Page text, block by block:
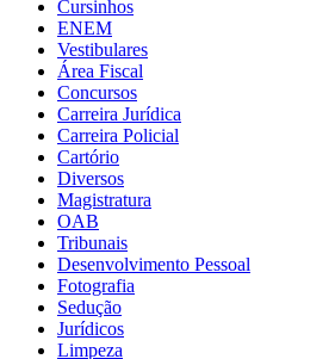
Cursinhos
ENEM
Vestibulares
Área Fiscal
Concursos
Carreira Jurídica
Carreira Policial
Cartório
Diversos
Magistratura
OAB
Tribunais
Desenvolvimento Pessoal
Fotografia
Sedução
Jurídicos
Limpeza